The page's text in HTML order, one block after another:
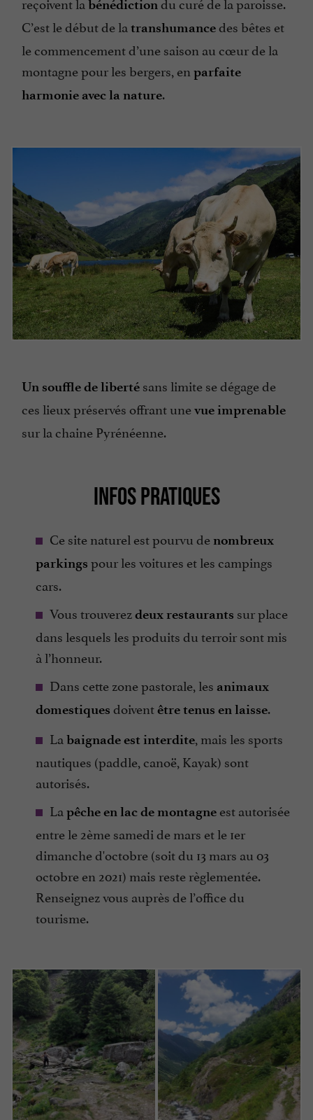
bénédiction
C’est le début de la transhumancedes bêtes et
le commencement d’une saison au cœur de la
montagne pour les bergers, en parfaite
harmonie avec la nature.
Un souffle de liberté sans limite se dégage de
ces lieux préservés offrant unevue imprenable
sur la chaine Pyrénéenne.
INFOS PRATIQUES
Ce site naturel est pourvu de nombreux
parkings pour les voitures et les campings
cars.
Vous trouverezdeux restaurants sur place
dans lesquels les produits du terroir sont mis
à l’honneur.
Dans cette zone pastorale, les animaux
domestiques doiventêtre tenus en laisse.
La baignade est interdite, mais les sports
nautiques (paddle, canoë, Kayak) sont
autorisés.
La pêche en lac de montagne est autorisée
entre le 2ème samedi de mars et le 1er
dimanche d'octobre (soit du 13 mars au 03
octobre en 2021) mais reste règlementée.
Renseignez vous auprès de l’office du
tourisme.